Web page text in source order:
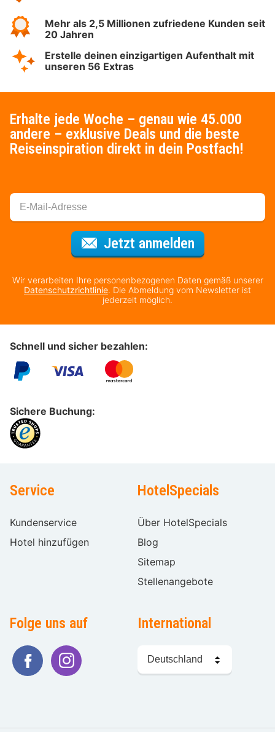
Mehr als 2,5 Millionen zufriedene Kunden seit
20 Jahren
Erstelle deinen einzigartigen Aufenthalt mit
unseren 56 Extras
Erhalte jede Woche – genau wie 45.000
andere – exklusive Deals und die beste
Reiseinspiration direkt in dein Postfach!
Jetzt anmeldenFür den
Wir verarbeiten Ihre personenbezogenen Daten gemäß unserer
Datenschutzrichtlinie. Die Abmeldung vom Newsletter ist
jederzeit möglich.
Schnell und sicher bezahlen:
Sichere Buchung:
Service
Kundenservice
Hotel hinzufügen
HotelSpecials
Über HotelSpecials
Blog
Sitemap
Stellenangebote
Folge uns auf International
wählen